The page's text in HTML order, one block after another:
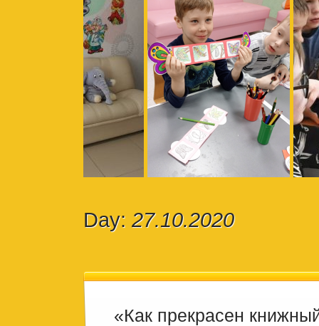
Day: 27.10.2020
«Как прекрасен